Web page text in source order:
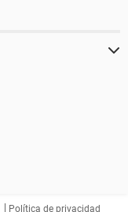
Política de privacidad